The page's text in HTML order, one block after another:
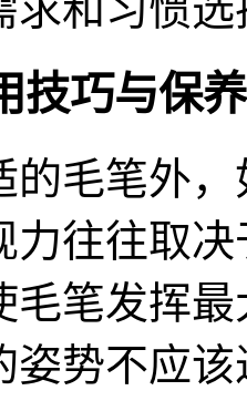
求和习惯
技巧与保
的毛笔外
力往往取
毛笔发挥
姿势不应